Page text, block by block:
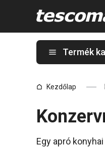
Termék
Kezdőlap
Egy apró